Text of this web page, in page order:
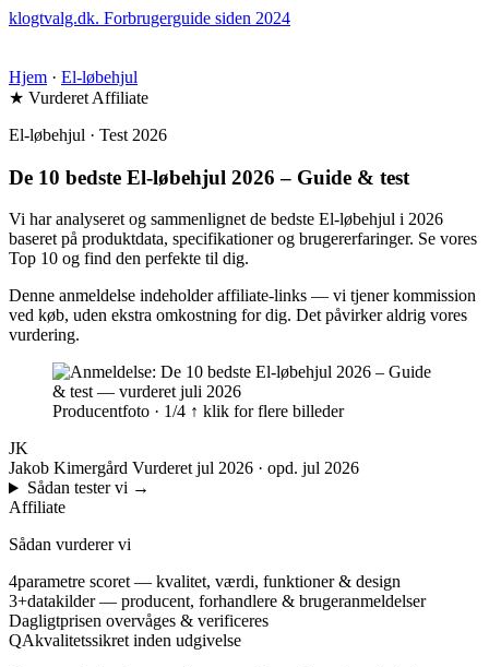
klogtvalg.dk. Forbrugerguide siden 2024
Hjem · El-løbehjul
★ Vurderet Affiliate
El-løbehjul · Test 2026
De 10 bedste El-løbehjul 2026 – Guide & test
Vi har analyseret og sammenlignet de bedste El-løbehjul i 2026
baseret på produktdata, specifikationer og brugererfaringer. Se vores
Top 10 og find den perfekte til dig.
Denne anmeldelse indeholder affiliate-links — vi tjener kommission
ved køb, uden ekstra omkostning for dig. Det påvirker aldrig vores
vurdering.
Producentfoto · 1/4 ↑ klik for flere billeder
JK
Jakob Kimergård Vurderet jul 2026 · opd. jul 2026
Sådan tester vi →
Affiliate
Sådan vurderer vi
4parametre scoret — kvalitet, værdi, funktioner & design
3+datakilder — producent, forhandlere & brugeranmeldelser
Dagligtprisen overvåges & verificeres
QAkvalitetssikret inden udgivelse